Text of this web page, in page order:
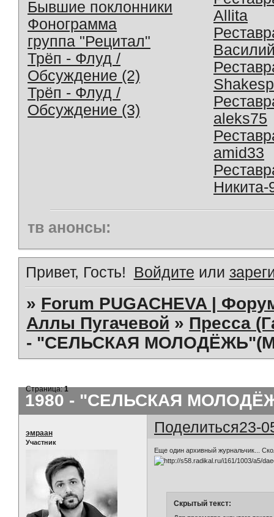
Бывшие поклонники
Фонограмма
группа "Рецитал"
Трёп - Флуд /
Обсуждение (2)
Трёп - Флуд /
Обсуждение (3)
Allita
aleks75
amid33
Никита-
тв анонсы:
Привет, Гость! Войдите или
» Forum PUGACHEVA |
Аллы Пугачевой » Пресса
- "СЕЛЬСКАЯ
1980 - "СЕЛЬСКАЯ
Страница:1
Поделиться23-
эмраан
Участник
Еще один архивный журнальчик...
Скрытый текст: